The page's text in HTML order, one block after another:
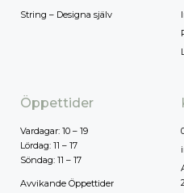
String – Designa själv
Öppettider
Vardagar: 10 – 19
Lördag: 11 – 17
Söndag: 11 – 17
Avvikande Öppettider